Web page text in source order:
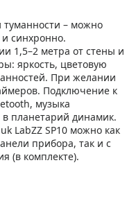
– можно
и синхронно.
1,5–2 метра от стены и
яркость, цветовую
При желании
Подключение к
музыка
планетарий динамик.
LabZZ SP10 можно как
прибора, так и с
(в комплекте).